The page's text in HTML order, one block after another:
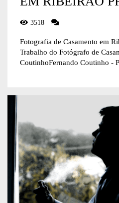
3518
Fotografia de Casamento em
Trabalho do Fotógrafo de
CoutinhoFernando Coutinho -